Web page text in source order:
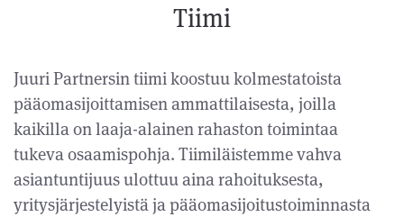
Tiimi
Juuri Partnersin tiimi koostuu kolmestatoista
pääomasijoittamisen ammattilaisesta, joilla
kaikilla on laaja-alainen rahaston toimintaa
tukeva osaamispohja. Tiimiläistemme vahva
asiantuntijuus ulottuu aina rahoituksesta,
yritysjärjestelyistä ja pääomasijoitustoiminnasta